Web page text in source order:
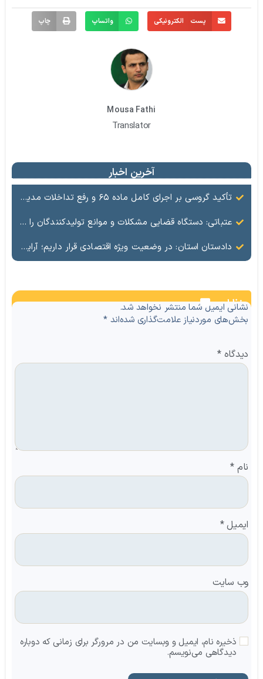
پست الکترونیکی واتساپ چاپ
Mousa Fathi
Translator
آخرین اخبار
تأکید گروسی بر اجرای کامل ماده ۶۵ و رفع تداخلات مدیریتی
عتباتی: دستگاه قضایی مشکلات و موانع تولیدکنندگان را باجدیت پیگیری می کند
دادستان استان: در وضعیت ویژه اقتصادی قرار داریم؛ آرایش جنگی در حوزه تولید ضروری است
نظرات
نشانی ایمیل شما منتشر نخواهد شد.
بخش‌های موردنیاز علامت‌گذاری شده‌اند*
دیدگاه*
نام *
ایمیل*
وب‌ سایت
ذخیره نام، ایمیل و وبسایت من در مرورگر برای زمانی که دوباره
دیدگاهی می‌نویسم.